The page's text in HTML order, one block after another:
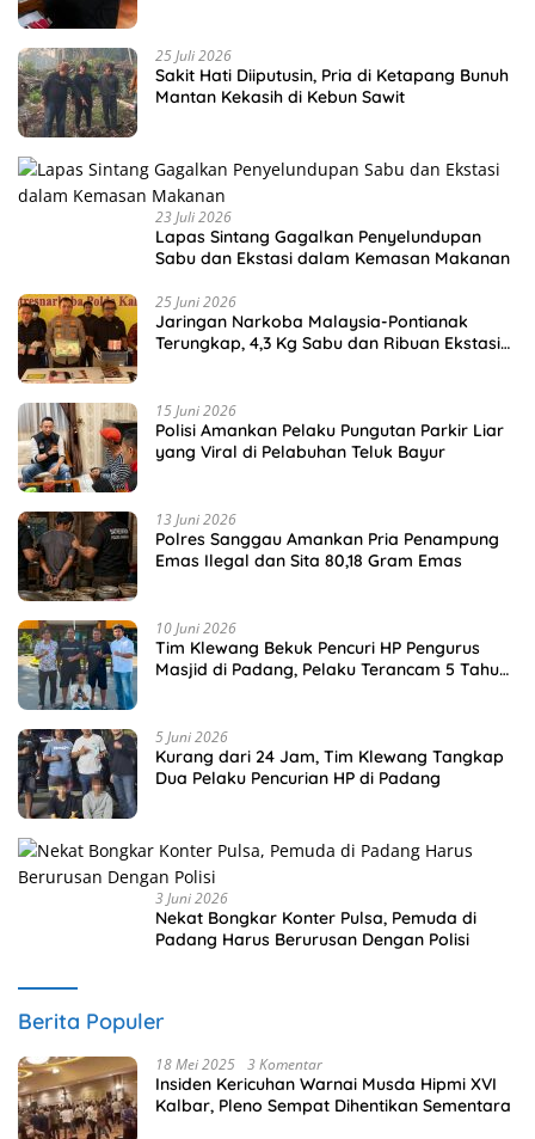
25 Juli 2026
Sakit Hati Diiputusin, Pria di Ketapang Bunuh
Mantan Kekasih di Kebun Sawit
23 Juli 2026
Lapas Sintang Gagalkan Penyelundupan
Sabu dan Ekstasi dalam Kemasan Makanan
25 Juni 2026
Jaringan Narkoba Malaysia-Pontianak
Terungkap, 4,3 Kg Sabu dan Ribuan Ekstasi
15 Juni 2026
Polisi Amankan Pelaku Pungutan Parkir Liar
yang Viral di Pelabuhan Teluk Bayur
13 Juni 2026
Polres Sanggau Amankan Pria Penampung
Emas Ilegal dan Sita 80,18 Gram Emas
10 Juni 2026
Tim Klewang Bekuk Pencuri HP Pengurus
Masjid di Padang, Pelaku Terancam 5 Tahun
5 Juni 2026
Kurang dari 24 Jam, Tim Klewang Tangkap
Dua Pelaku Pencurian HP di Padang
3 Juni 2026
Nekat Bongkar Konter Pulsa, Pemuda di
Padang Harus Berurusan Dengan Polisi
Berita Populer
18 Mei 2025 3 Komentar
Insiden Kericuhan Warnai Musda Hipmi XVI
Kalbar, Pleno Sempat Dihentikan Sementara